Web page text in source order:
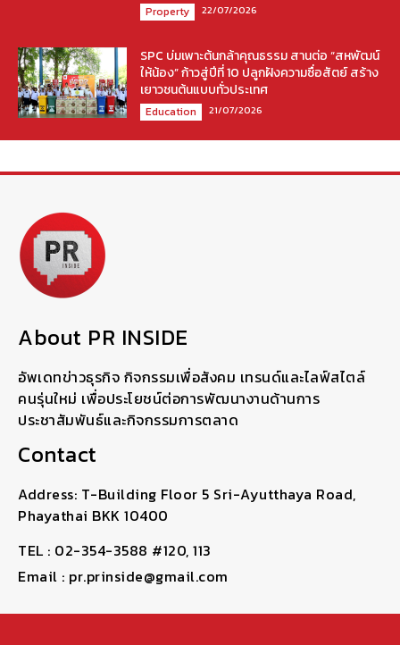
Property 22/07/2026
SPC บ่มเพาะต้นกล้าคุณธรรม สานต่อ “สหพัฒน์
ให้น้อง” ก้าวสู่ปีที่ 10 ปลูกฝังความซื่อสัตย์ สร้าง
เยาวชนต้นแบบทั่วประเทศ
Education 21/07/2026
About PR INSIDE
อัพเดทข่าวธุรกิจ กิจกรรมเพื่อสังคม เทรนด์และไลฟ์สไตล์
คนรุ่นใหม่ เพื่อประโยชน์ต่อการพัฒนางานด้านการ
ประชาสัมพันธ์และกิจกรรมการตลาด
Contact
Address: T-Building Floor 5 Sri-Ayutthaya Road,
Phayathai BKK 10400
TEL : 02-354-3588 #120, 113
Email : pr.prinside@gmail.com